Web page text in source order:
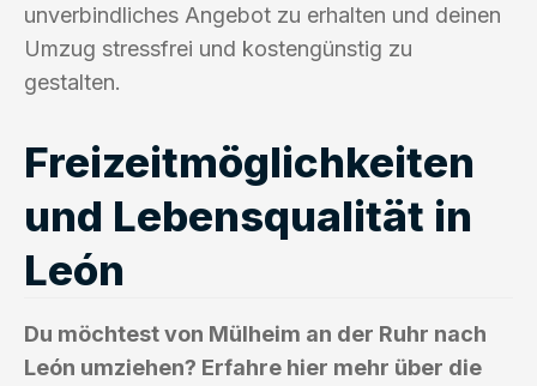
unverbindliches Angebot zu erhalten und deinen
Umzug stressfrei und kostengünstig zu
gestalten.
Freizeitmöglichkeiten
und Lebensqualität in
León
Du möchtest von Mülheim an der Ruhr nach
León umziehen? Erfahre hier mehr über die